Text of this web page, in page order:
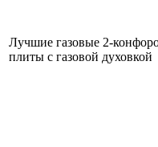
Лучшие газовые 2-
плиты с газовой духовкой